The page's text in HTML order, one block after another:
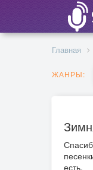
Главная
ЖАНРЫ:
есть.